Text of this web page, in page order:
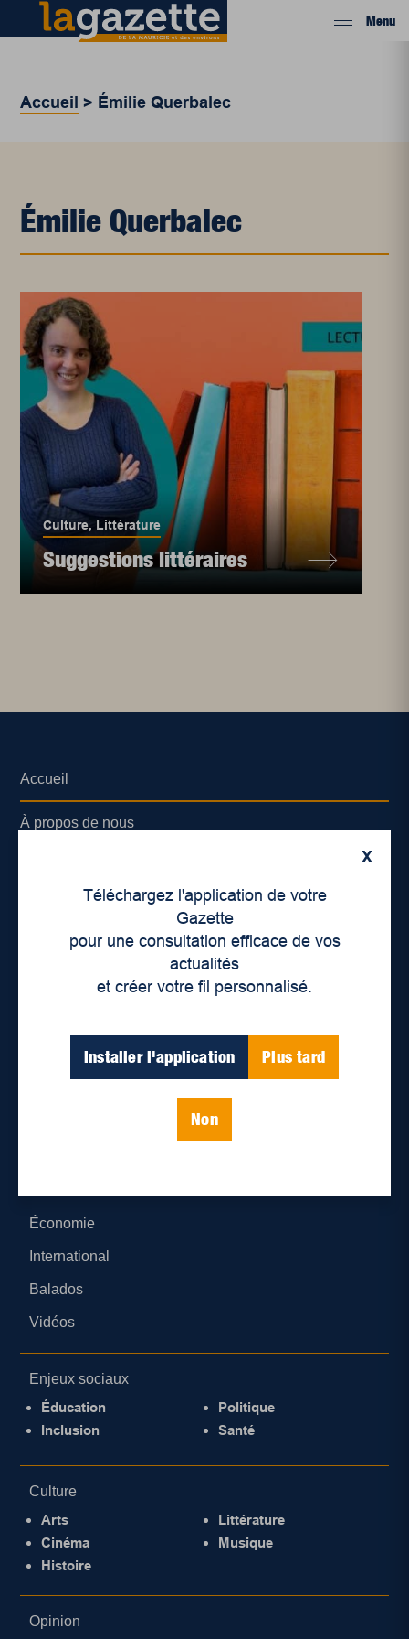
Menu
Accueil > Émilie Querbalec
Émilie Querbalec
Culture, Littérature
Suggestions littéraires
X
Téléchargez l'application de votre
Gazette
pour une consultation efficace de vos
actualités
et créer votre fil personnalisé.
Installer l'application Plus tard
Non
Accueil
À propos de nous
Lieux de distribution
Économie
International
Balados
Vidéos
Enjeux sociaux
Éducation
Inclusion
Politique
Santé
Culture
Arts
Cinéma
Histoire
Littérature
Musique
Opinion